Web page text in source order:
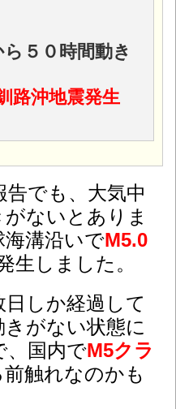
５０時間動き
路沖地震発生
告でも、大気中
がないとありま
海溝沿いでM5.0
生しました。
しか経過して
がない状態に
、国内でM5クラ
触れなのかも